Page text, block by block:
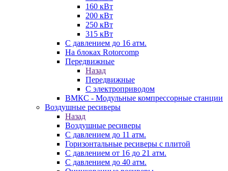
160 кВт
200 кВт
250 кВт
315 кВт
С давлением до 16 атм.
На блоках Rotorcomp
Передвижные
Назад
Передвижные
С электроприводом
ВМКС - Модульные компрессорные станции
Воздушные ресиверы
Назад
Воздушные ресиверы
С давлением до 11 атм.
Горизонтальные ресиверы с плитой
С давлением от 16 до 21 атм.
С давлением до 40 атм.